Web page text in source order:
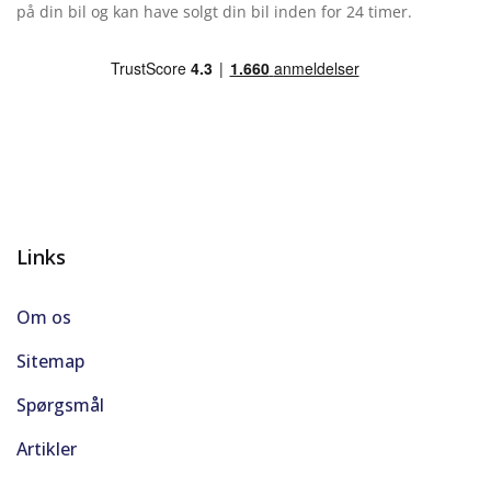
LED kørelys
Midterarmlæn
Navigation
Nøglefri døre
på din bil og kan have solgt din bil inden for 24 timer.
Links
Om os
Sitemap
Spørgsmål
Artikler